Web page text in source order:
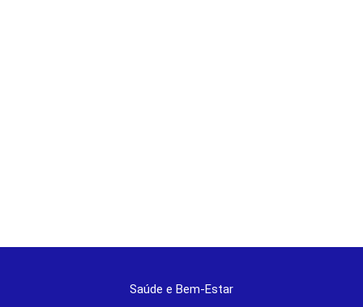
Saúde e Bem-Estar